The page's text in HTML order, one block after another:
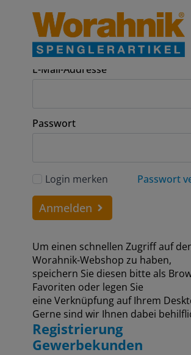
Anmeldung
E-Mail-Addresse
Passwort
Login merken Passwort
Anmelden
Um einen schnellen Zugriff auf
Worahnik-Webshop zu haben,
speichern Sie diesen bitte als
Favoriten oder legen Sie
eine Verknüpfung auf Ihrem
Gerne sind wir Ihnen dabei
Registrierung
Gewerbekunden